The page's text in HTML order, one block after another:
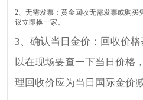
2、无需发票：黄金回收无需发票或购买
议立即换一家。
3、确认当日金价：回收价
以在现场要查一下当日价格
理回收价应为当日国际金价